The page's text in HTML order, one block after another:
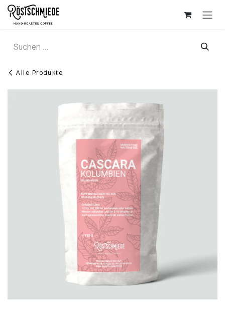
Zum Inhalt springen
Alle Produkte